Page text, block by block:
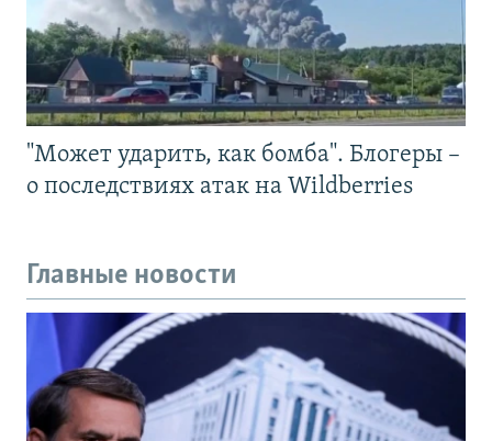
"Может ударить, как бомба". Блогеры –
о последствиях атак на Wildberries
Главные новости